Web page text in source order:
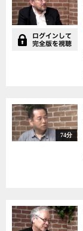
和歌山カレー事件の鑑定
ミスはなぜ起きたか
74分
やはり和歌山カレー事件
は冤罪だったのか